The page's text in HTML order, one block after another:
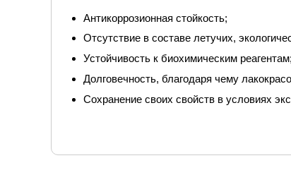
Антикоррозионная стойкость;
Отсутствие в составе летучих,
Устойчивость к биохимическим реагентам;
Долговечность, благодаря чему
Сохранение своих свойств в условиях